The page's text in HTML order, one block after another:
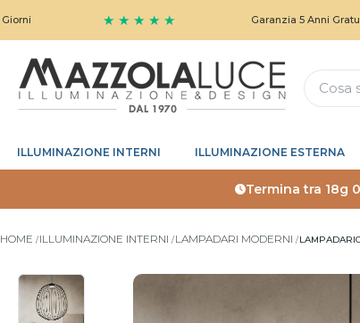
★ ★ ★ ★ ★ Garanzia 5 Anni Gratuita
ILLUMINAZIONE INTERNI ILLUMINAZIONE ESTERNA
Termina tra 18g
HOME ILLUMINAZIONE INTERNI LAMPADARI MODERNI